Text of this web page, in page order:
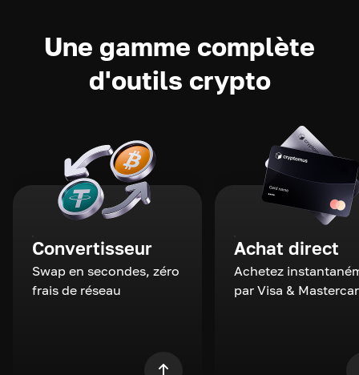
Une gamme complète
d'outils crypto
Convertisseur
Swap en secondes, zéro
frais de réseau
Achat direct
Achetez
par Visa &